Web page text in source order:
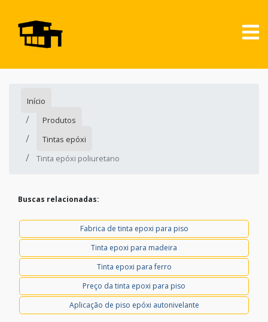
Início
Produtos
Tintas epóxi
Tinta epóxi poliuretano
Buscas relacionadas:
Fabrica de tinta epoxi para piso
Tinta epoxi para madeira
Tinta epoxi para ferro
Preço da tinta epoxi para piso
Aplicação de piso epóxi autonivelante